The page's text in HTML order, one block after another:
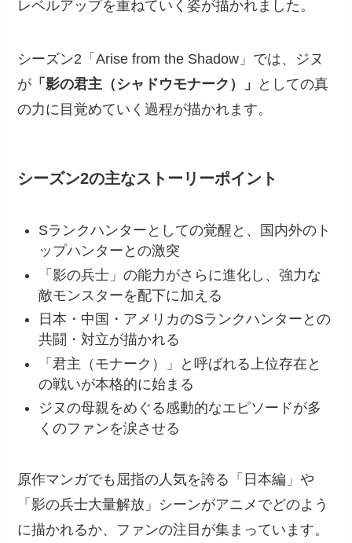
レベルアップを重ねていく姿が描かれました。
シーズン2「Arise from the Shadow」では、ジヌ
が 「影の君主（シャドウモナーク）」
としての真
の力に目覚めていく過程が描かれます。
シーズン2の主なストーリーポイント
Sランクハンターとしての覚醒と、国内外のト
ップハンターとの激突
「影の兵士」の能力がさらに進化し、強力な
敵モンスターを配下に加える
日本・中国・アメリカのSランクハンターとの
共闘・対立が描かれる
「君主（モナーク）」と呼ばれる上位存在と
の戦いが本格的に始まる
ジヌの母親をめぐる感動的なエピソードが多
くのファンを涙させる
原作マンガでも屈指の人気を誇る「日本編」や
「影の兵士大量解放」シーンがアニメでどのよう
に描かれるか、ファンの注目が集まっています。